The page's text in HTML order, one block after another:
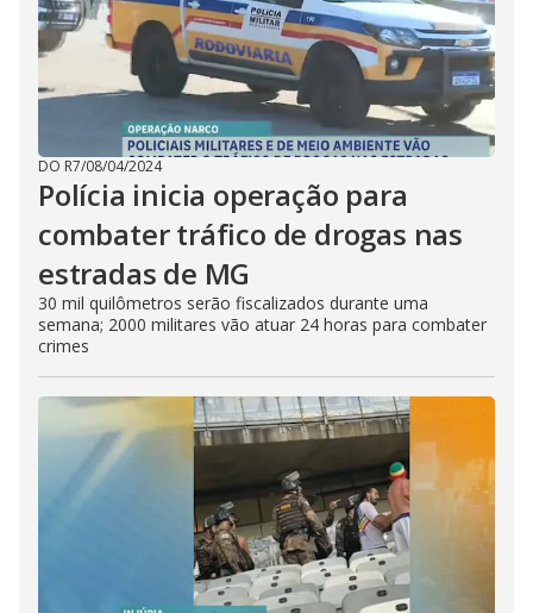
DO R7/08/04/2024
Polícia inicia operação para
combater tráfico de drogas nas
estradas de MG
30 mil quilômetros serão fiscalizados durante uma
semana; 2000 militares vão atuar 24 horas para combater
crimes